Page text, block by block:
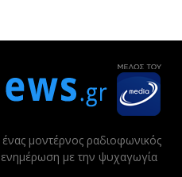
ένας μοντέρνος ραδιοφωνικός
με την ψυχαγωγία